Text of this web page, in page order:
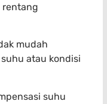
rentang
mudah
atau kondisi
suhu